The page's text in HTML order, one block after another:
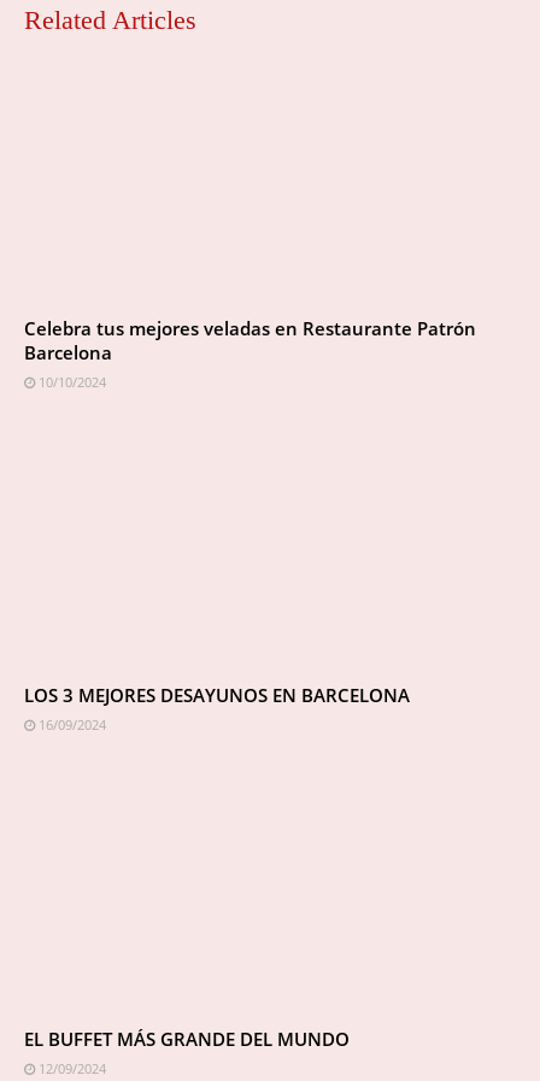
Related Articles
Celebra tus mejores veladas en Restaurante Patrón
Barcelona
10/10/2024
LOS 3 MEJORES DESAYUNOS EN BARCELONA
16/09/2024
EL BUFFET MÁS GRANDE DEL MUNDO
12/09/2024